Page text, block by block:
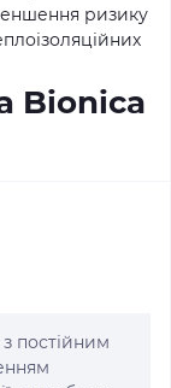
ризику
з постійним